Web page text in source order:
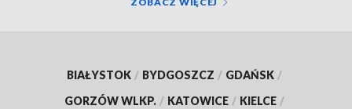
BIAŁYSTOK / BYDGOSZCZ / GDAŃSK /
GORZÓW WLKP. / KATOWICE / KIELCE /